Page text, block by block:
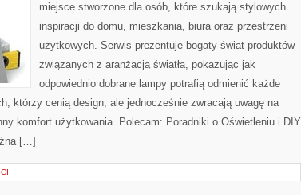
miejsce stworzone dla osób, które szukają stylowych
inspiracji do domu, mieszkania, biura oraz przestrzeni
użytkowych. Serwis prezentuje bogaty świat produktów
związanych z aranżacją światła, pokazując jak
odpowiednio dobrane lampy potrafią odmienić każde
którzy cenią design, ale jednocześnie zwracają uwagę na
komfort użytkowania. Polecam: Poradniki o Oświetleniu i DIY
[…]